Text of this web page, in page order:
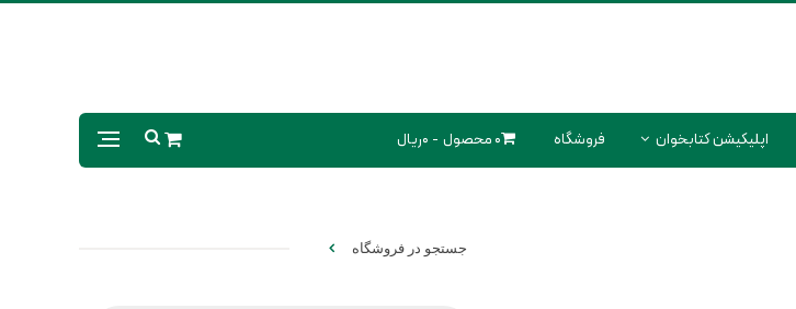
اپلیکیشن کتابخوان فروشگاه 0 محصول 0ریال
جستجو در فروشگاه